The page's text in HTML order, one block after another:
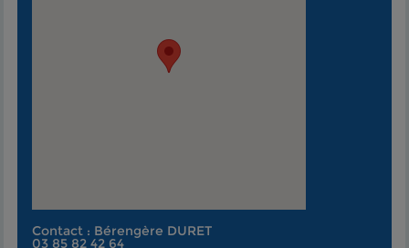
Contact : Bérengère DURET
03 85 82 42 64